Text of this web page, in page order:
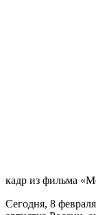
кадр из фильма
Сегодня, 8